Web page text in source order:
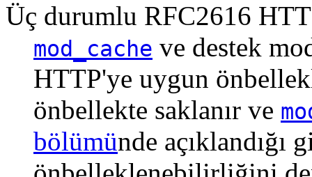
Üç durumlu RFC2616
mod_cache ve destek
HTTP'ye uygun
önbellekte saklanır ve
bölümünde açıklandığı